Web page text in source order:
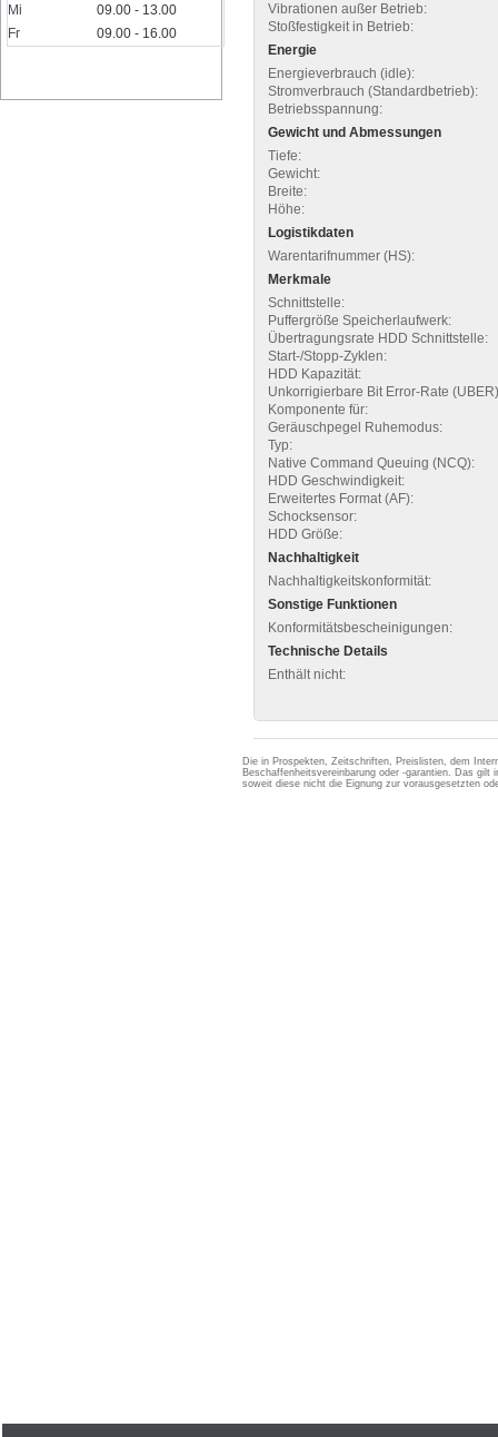
Mi
09.00 - 13.00
Fr
09.00 - 16.00
Vibrationen außer Betrieb:
Stoßfestigkeit in Betrieb:
Energie
Energieverbrauch (idle):
Stromverbrauch (Standardbetrieb):
Betriebsspannung:
Gewicht und Abmessungen
Tiefe:
Gewicht:
Breite:
Höhe:
Logistikdaten
Warentarifnummer (HS):
Merkmale
Schnittstelle:
Puffergröße Speicherlaufwerk:
Übertragungsrate HDD Schnittstelle:
Start-/Stopp-Zyklen:
HDD Kapazität:
Unkorrigierbare Bit Error-Rate
Komponente für:
Geräuschpegel Ruhemodus:
Typ:
Native Command Queuing (NCQ):
HDD Geschwindigkeit:
Erweitertes Format (AF):
Schocksensor:
HDD Größe:
Nachhaltigkeit
Nachhaltigkeitskonformität:
Sonstige Funktionen
Konformitätsbescheinigungen:
Technische Details
Enthält nicht:
Die in Prospekten, Zeitschriften, Preislisten, dem
Beschaffenheitsvereinbarung oder -garantien. Das
soweit diese nicht die Eignung zur vorausgesetzten